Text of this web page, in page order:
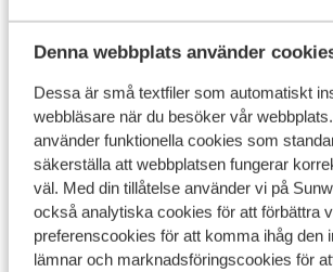
Denna webbplats använder
Dessa är små textfiler som automatiskt
webbläsare när du besöker vår
använder funktionella cookies som
säkerställa att webbplatsen fungerar
väl. Med din tillåtelse använder vi på
också analytiska cookies för att förbättra
preferenscookies för att komma ihåg den
lämnar och marknadsföringscookies för
spaanläggningar och
extra), och låta den sista vardagens
dig. På Hotel Uvala är frukosten
också möjlighet att boka med
kan äta din middag i hotellets
över bukten. Vi rekommenderar Hotel
vill njuta av semestern i en lugna,
omgivningar.
Vad våra gäster tycker
Det här är 100 % äkta
speglar deras upplevelser av vår
Mer om recensioner